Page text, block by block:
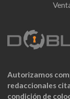
Autorizamos
redaccionales
condición de